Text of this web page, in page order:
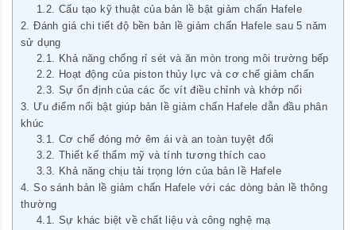
Cấu tạo kỹ thuật của bản lề bật giảm chấn Hafele
Đánh giá chi tiết độ bền bản lề giảm chấn Hafele sau 5 năm
sử dụng
Khả năng chống rỉ sét và ăn mòn trong môi trường bếp
Hoạt động của piston thủy lực và cơ chế giảm chấn
Sự ổn định của các ốc vít điều chỉnh và khớp nối
Ưu điểm nổi bật giúp bản lề giảm chấn Hafele dẫn đầu phân
khúc
Cơ chế đóng mở êm ái và an toàn tuyệt đối
Thiết kế thẩm mỹ và tính tương thích cao
Khả năng chịu tải trọng lớn của bản lề Hafele
So sánh bản lề giảm chấn Hafele với các dòng bản lề thông
thường
Sự khác biệt về chất liệu và công nghệ mạ